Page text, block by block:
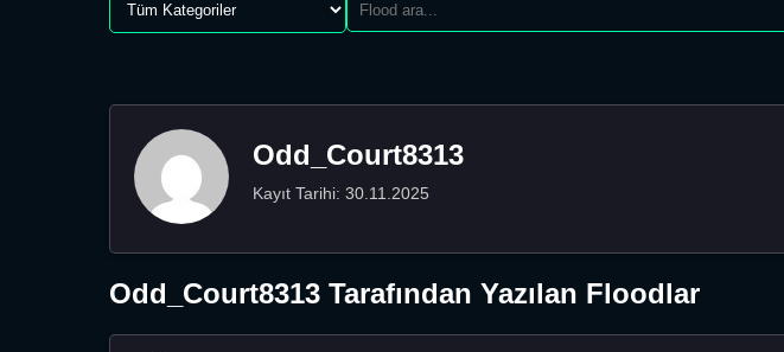
Odd_Court8313
Kayıt Tarihi: 30.11.2025
Odd_Court8313 Tarafından Yazılan Floodlar